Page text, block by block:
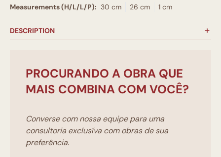
Measurements (H/L/L/P): 30 cm 26 cm 1 cm
DESCRIPTION
PROCURANDO A OBRA QUE
MAIS COMBINA COM VOCÊ?
Converse com nossa equipe para uma
consultoria exclusíva com obras de sua
preferência.